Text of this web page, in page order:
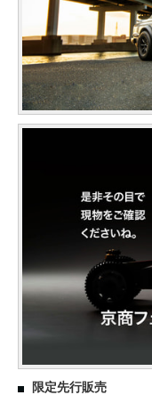
限定先行販売